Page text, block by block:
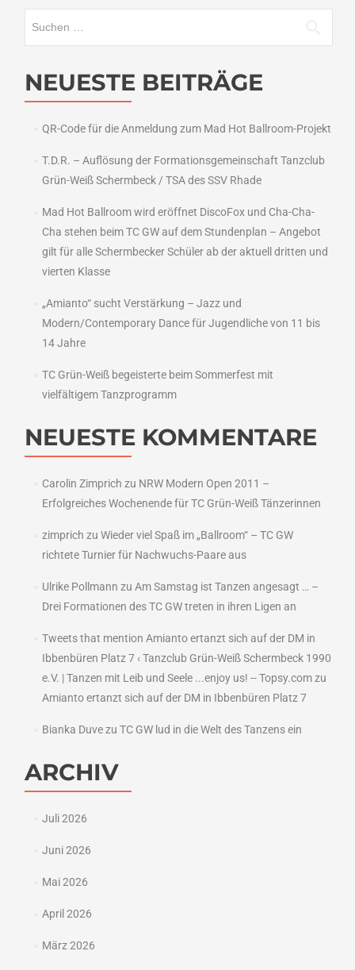
NEUESTE BEITRÄGE
QR-Code für die Anmeldung zum Mad Hot Ballroom-Projekt
T.D.R. – Auflösung der Formationsgemeinschaft Tanzclub
Grün-Weiß Schermbeck / TSA des SSV Rhade
Mad Hot Ballroom wird eröffnet DiscoFox und Cha-Cha-
Cha stehen beim TC GW auf dem Stundenplan – Angebot
gilt für alle Schermbecker Schüler ab der aktuell dritten und
vierten Klasse
„Amianto“ sucht Verstärkung – Jazz und
Modern/Contemporary Dance für Jugendliche von 11 bis
14 Jahre
TC Grün-Weiß begeisterte beim Sommerfest mit
vielfältigem Tanzprogramm
NEUESTE KOMMENTARE
Carolin Zimprich zu NRW Modern Open 2011 –
Erfolgreiches Wochenende für TC Grün-Weiß Tänzerinnen
zimprich zu Wieder viel Spaß im „Ballroom“ – TC GW
richtete Turnier für Nachwuchs-Paare aus
Ulrike Pollmann zu Am Samstag ist Tanzen angesagt … –
Drei Formationen des TC GW treten in ihren Ligen an
Tweets that mention Amianto ertanzt sich auf der DM in
Ibbenbüren Platz 7 ‹ Tanzclub Grün-Weiß Schermbeck 1990
e.V. | Tanzen mit Leib und Seele ...enjoy us! -- Topsy.comzu
Amianto ertanzt sich auf der DM in Ibbenbüren Platz 7
Bianka Duvezu TC GW lud in die Welt des Tanzens ein
ARCHIV
Juli 2026
Juni 2026
Mai 2026
April 2026
März 2026